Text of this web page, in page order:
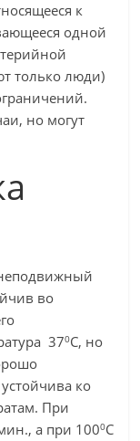
к
одной
только люди)
но могут
во
370С, но
ко
При
а при 1000С